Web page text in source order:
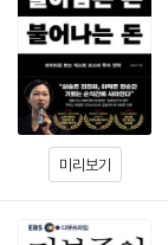
미리보기